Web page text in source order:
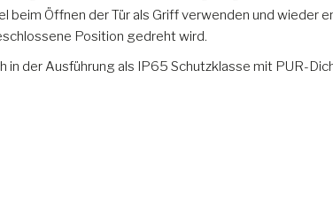
beim Öffnen der Tür als Griff verwenden und wieder
Position gedreht wird.
in der Ausführung als IP65 Schutzklasse mit PUR-